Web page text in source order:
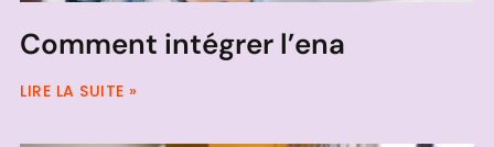
Comment intégrer l’ena
LIRE LA SUITE »